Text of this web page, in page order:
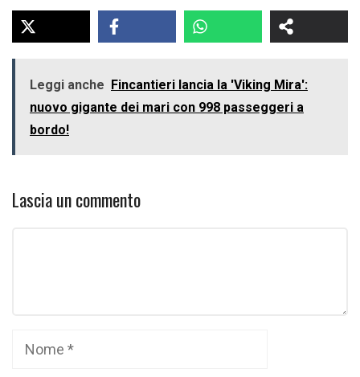
Leggi anche Fincantieri lancia la 'Viking Mira':
nuovo gigante dei mari con 998 passeggeri a
bordo!
Lascia un commento